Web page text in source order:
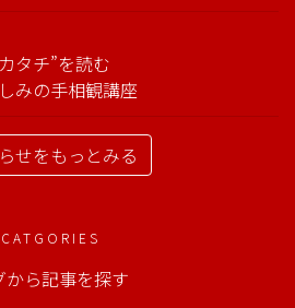
魂のカタチ”を読む
みの手相観講座
せをもっとみる
CATGORIES
から記事を探す